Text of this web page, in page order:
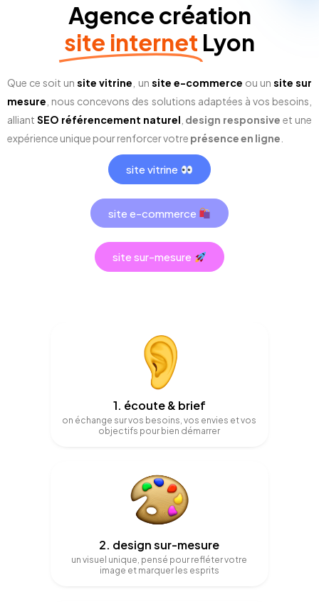
Agence création
site internet Lyon
Que ce soit unsite vitrine , un site e-commerce ou un site sur
mesure , nous concevons des solutions adaptées à vos besoins,
alliant SEO référencement naturel design responsive et une
expérience unique pour renforcer votre présence en ligne
site vitrine
site e-commerce
site sur-mesure
1. écoute & brief
on échange sur vos besoins, vos envies et vos
objectifs pour bien démarrer
2. design sur-mesure
un visuel unique, pensé pour refléter votre
image et marquer les esprits